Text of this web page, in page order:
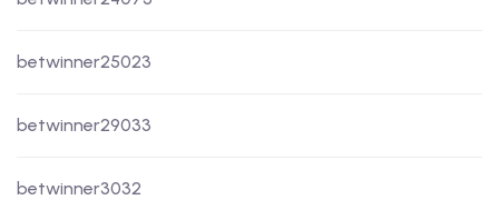
betwinner25023
betwinner29033
betwinner3032